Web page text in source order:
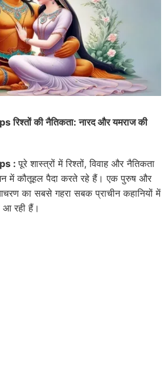
की नैतिकता: नारद और यमराज की
:पूरे शास्त्रों में रिश्तों, विवाह और नैतिकता
में कौतूहल पैदा करते रहे हैं। एक पुरुष और
का सबसे गहरा सबक प्राचीन कहानियों में
आ रही हैं।